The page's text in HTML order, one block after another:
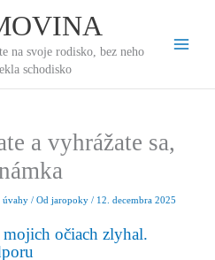
na svoje rodisko, bez neho
schodisko
a vyhrážate sa,
úvahy / Od jaropoky / 12. decembra 2025
očiach zlyhal.